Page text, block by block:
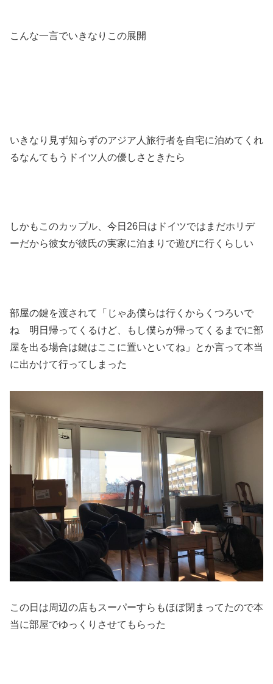
こんな一言でいきなりこの展開
いきなり見ず知らずのアジア人旅行者を自宅に泊めてくれ
るなんてもうドイツ人の優しさときたら
しかもこのカップル、今日26日はドイツではまだホリデ
ーだから彼女が彼氏の実家に泊まりで遊びに行くらしい
部屋の鍵を渡されて「じゃあ僕らは行くからくつろいで
ね 明日帰ってくるけど、もし僕らが帰ってくるまでに部
屋を出る場合は鍵はここに置いといてね」とか言って本当
に出かけて行ってしまった
この日は周辺の店もスーパーすらもほぼ閉まってたので本
当に部屋でゆっくりさせてもらった